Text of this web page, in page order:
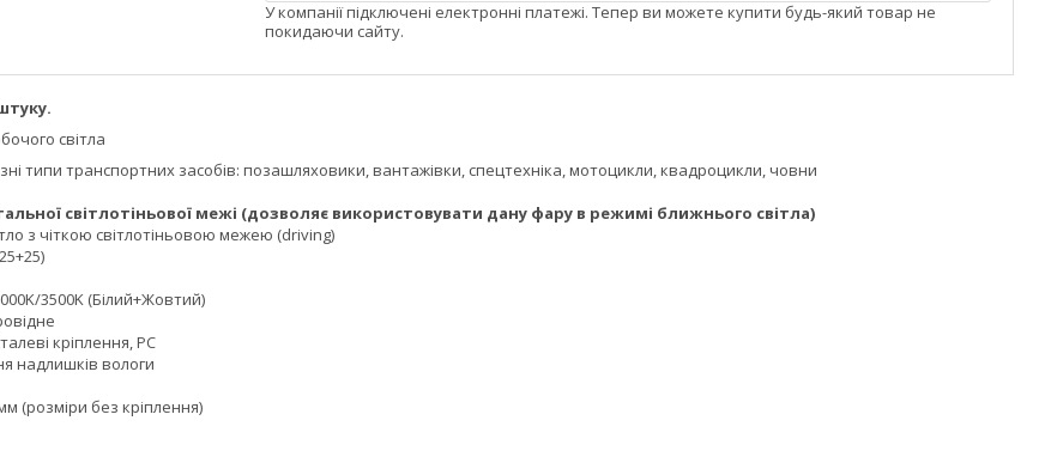
У компанії підключені електронні платежі. Тепер ви можете купити будь-який товар не
покидаючи сайту.
світла
типи транспортних засобів: позашляховики, вантажівки, спецтехніка, мотоцикли, квадроцикли, човни
світлотіньової межі (дозволяє використовувати дану фару в режимі ближнього світла)
з чіткою світлотіньовою межею (driving)
3500K (Білий+Жовтий)
кріплення, PC
надлишків вологи
(розміри без кріплення)